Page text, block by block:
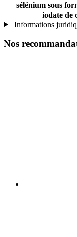
sélénium sous
iodate de
Informations
Nos